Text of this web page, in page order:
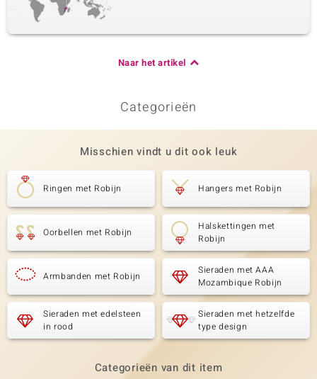
Naar het artikel
Categorieën
Misschien vindt u dit ook leuk
Ringen met Robijn Hangers met Robijn
Oorbellen met Robijn
Halskettingen met
Robijn
Armbanden met Robijn
Sieraden met AAA
Mozambique Robijn
Sieraden met edelsteen
in rood
Sieraden met hetzelfde
type design
Categorieën van dit item